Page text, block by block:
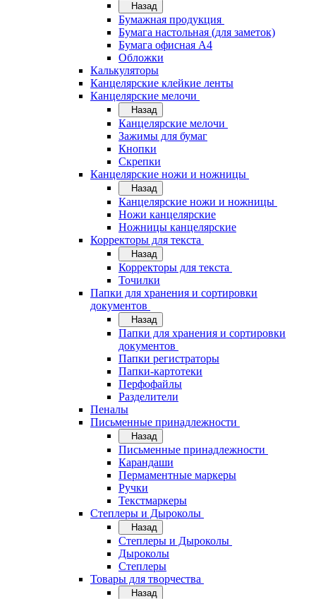
Назад
Бумажная продукция
Бумага настольная (для заметок)
Бумага офисная А4
Обложки
Калькуляторы
Канцелярские клейкие ленты
Канцелярские мелочи
Назад
Канцелярские мелочи
Зажимы для бумаг
Кнопки
Скрепки
Канцелярские ножи и ножницы
Назад
Канцелярские ножи и ножницы
Ножи канцелярские
Ножницы канцелярские
Корректоры для текста
Назад
Корректоры для текста
Точилки
Папки для хранения и сортировки
документов
Назад
Папки для хранения и сортировки
документов
Папки регистраторы
Папки-картотеки
Перфофайлы
Разделители
Пеналы
Письменные принадлежности
Назад
Письменные принадлежности
Карандаши
Пермаментные маркеры
Ручки
Текстмаркеры
Степлеры и Дыроколы
Назад
Степлеры и Дыроколы
Дыроколы
Степлеры
Товары для творчества
Назад